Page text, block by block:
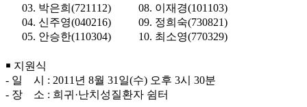
03. 박은희(721112) 08. 이재경(101103)
04. 신주영(040216) 09. 정희숙(730821)
05. 안승한(110304) 10. 최소영(770329)
￭ 지원식
- 일 시 : 2011년 8월 31일(수) 오후 3시 30분
- 장 소 : 희귀·난치성질환자 쉼터